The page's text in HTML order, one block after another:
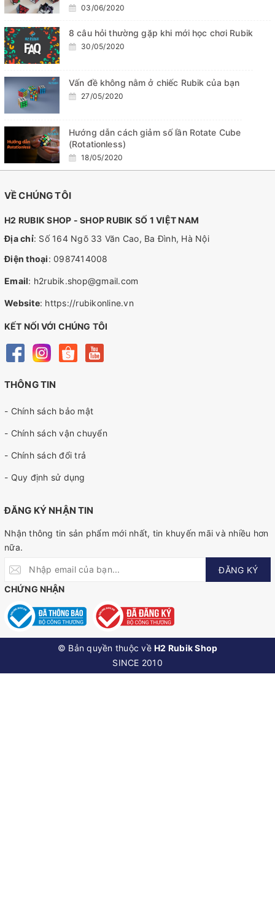
03/06/2020
8 câu hỏi thường gặp khi mới học chơi Rubik
30/05/2020
Vấn đề không nằm ở chiếc Rubik của bạn
27/05/2020
Hướng dẫn cách giảm số lần Rotate Cube
(Rotationless)
18/05/2020
VỀ CHÚNG TÔI
H2 RUBIK SHOP - SHOP RUBIK SỐ 1 VIỆT NAM
Địa chỉ: Số 164 Ngõ 33 Văn Cao, Ba Đình, Hà Nội
Điện thoại: 0987414008
Email: h2rubik.shop@gmail.com
Website: https://rubikonline.vn
KẾT NỐI VỚI CHÚNG TÔI
THÔNG TIN
- Chính sách bảo mật
- Chính sách vận chuyển
- Chính sách đổi trả
- Quy định sử dụng
ĐĂNG KÝ NHẬN TIN
Nhận thông tin sản phẩm mới nhất, tin khuyến mãi và nhiều hơn
nữa.
ĐĂNG KÝ
CHỨNG NHẬN
© Bản quyền thuộc về H2 Rubik Shop
SINCE 2010